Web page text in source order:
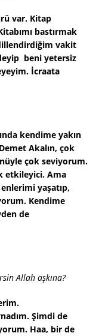
var. Kitap
bastırmak
vakit
beni yetersiz
İcraata
kendime yakın
Akalın, çok
çok seviyorum.
etkileyici. Ama
yaşatıp,
Kendime
de
Allah aşkına?
Şimdi de
Haa, bir de